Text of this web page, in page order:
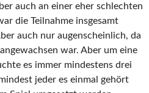
auch an einer eher schlechten
die Teilnahme insgesamt
auch nur augenscheinlich, da
war. Aber um eine
es immer mindestens drei
jeder es einmal gehört